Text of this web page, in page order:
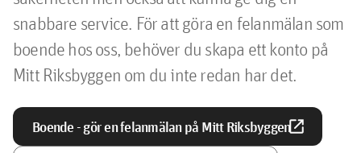
snabbare service. För att göra en felanmälan som
boende hos oss, behöver du skapa ett konto på
Mitt Riksbyggen om du inte redan har det.
Boende - gör en felanmälan på Mitt Riksbyggenopen_in_new